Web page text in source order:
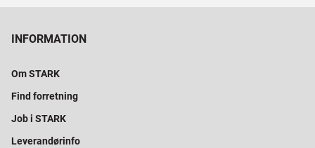
INFORMATION
Om STARK
Find forretning
Job i STARK
Leverandørinfo